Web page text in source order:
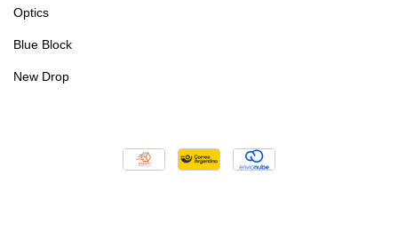
Optics
Blue Block
New Drop